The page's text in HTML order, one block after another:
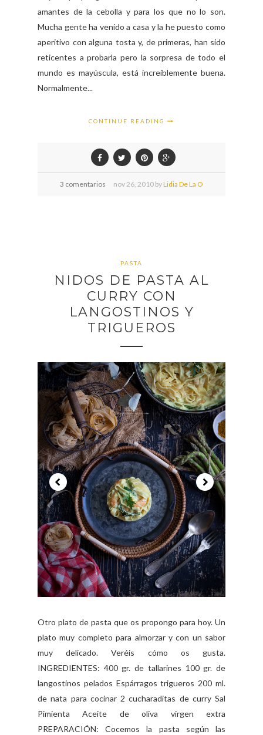
amantes de la cebolla y para los que no lo son.
Mucha gente ha venido a casa y la he puesto como
aperitivo con alguna tosta y, de primeras, han sido
reticentes a probarla pero la sorpresa de todo el
mundo es mayúscula, está increiblemente buena.
Normalmente...
CONTINUE READING
3 comentarios nov26, 2010 byLidia De La O
PASTA
NIDOS DE PASTA AL
CURRY CON
LANGOSTINOS Y
TRIGUEROS
Otro plato de pasta que os propongo para hoy. Un
plato muy completo para almorzar y con un sabor
muy delicado. Veréis cómo os gusta.
INGREDIENTES: 400 gr. de tallarines 100 gr. de
langostinos pelados Espárragos trigueros 200 ml.
de nata para cocinar 2 cucharaditas de curry Sal
Pimienta Aceite de oliva virgen extra
PREPARACIÓN: Cocemos la pasta según las